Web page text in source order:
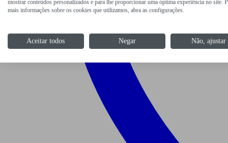
mostrar conteúdos personalizados e para lhe proporcionar uma óptima experiência no site.
mais informações sobre os cookies que utilizamos, abra as configurações.
Aceitar todos Negar Não, ajustar